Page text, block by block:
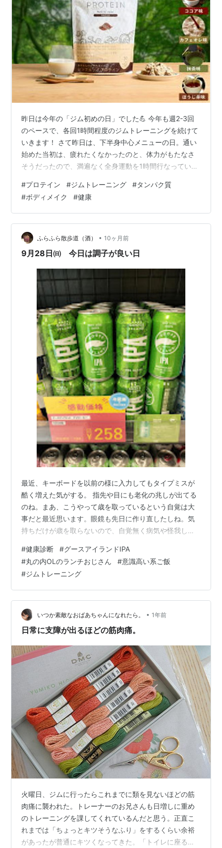
昨日は今年の「ジム初めの日」でした💪 今年も週2-3回
のペースで、各回1時間程度のジムトレーニングを続けて
いきます！ さて昨日は、下半身中心メニューの日。通い
始めた当初は、疲れたくなかったのと、体力がもたなさ
そうだったので、満遍なく全身運動を1時間行なっていま
間が終わってしまい筋肉がつきにくいとトレーナーさん
からアドバイスがあり、昨年途中からは下半身のみ1時間
の日→上半身のみ1時間の日を交互に繰り返すのをベース
とし、たまに有酸素運動の日を気分転換に入れることに
しています。でも、下半身のみ、上半身のみ、とすると
しっかりその部位で運動した感があって…
#プロテイン #ジムトレーニング #タンパク質
#ボディメイク #健康
ふらふら散歩道（酒） • 10ヶ月前
9月28日㈰ 今日は調子が良い日
最近、キーボードを以前の様に入力してもタイプミスが
酷く増えた気がする。 指先や目にも老化の兆しが出てる
のね。まあ、こうやって歳を取っているという自覚は大
事だと最近思います。眼鏡も先日に作り直したしね。気
持ちだけが歳を取らないので、自覚無く病気や怪我した
年甲斐もなくイキり倒すおじさん（平成生まれにもいる
から驚き）が多いですし、先日の健康診断の結果でも、
うちの会社の30代～40代はCより上の判定がいない… ち
なみに私は便潜血以外はA判定。（こればっかりは暫くは
仕方なし） その事でも彼らは「俺は太く短く生きるから
大丈夫っす！」みたいに言う。 そんな…
#健康診断 #グースアイランドIPA
#丸の内OLのランチおじさん #意識高い系ご飯
#ジムトレーニング
いつか素敵なおばあちゃんになれたら。 • 1年前
日常に支障が出るほどの筋肉痛。
火曜日、ジムに行ったらこれまでに類を見ないほどの筋
肉痛に襲われた。トレーナーのお兄さんも日増しに重め
のトレーニングを課してくれているんだと思う。正直こ
れまでは「ちょっとキツそうなふり」をするくらい余裕
があったが普通にキツくなってきた。「トイレに座るの